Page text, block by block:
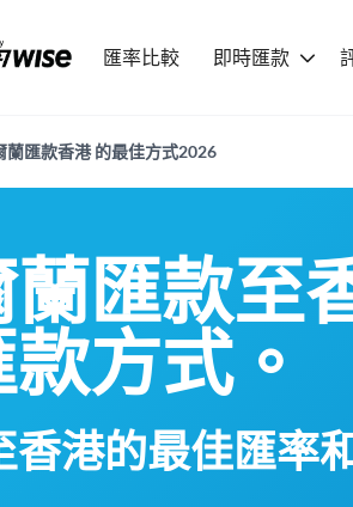
匯率比較 即時匯款
蘭匯款香港 的最佳方式2026
蘭匯款至
方式。
香港的最佳匯率